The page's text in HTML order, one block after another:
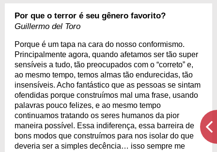
Por que o terror é seu gênero favorito?
Guillermo del Toro
Porque é um tapa na cara do nosso conformismo.
Principalmente agora, quando afetamos ser tão super
sensíveis a tudo, tão preocupados com o “correto” e,
ao mesmo tempo, temos almas tão endurecidas, tão
insensíveis. Acho fantástico que as pessoas se sintam
ofendidas porque construímos mal uma frase, usando
palavras pouco felizes, e ao mesmo tempo
continuamos tratando os seres humanos da pior
maneira possível. Essa indiferença, essa barreira de
bons modos que construímos para nos isolar do que
deveria ser a simples decência… isso sempre me